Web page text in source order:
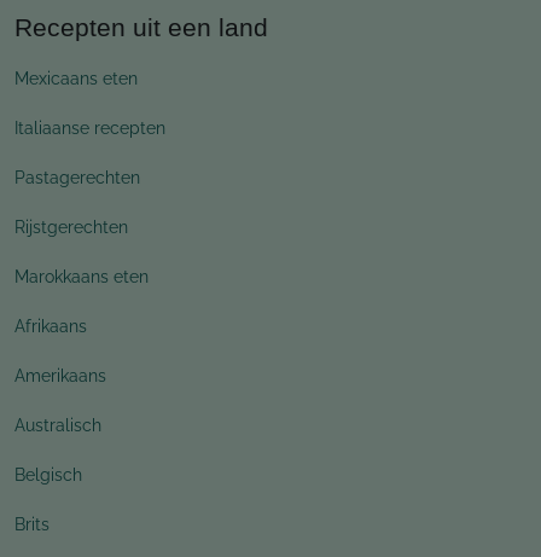
Recepten uit een land
Mexicaans eten
Italiaanse recepten
Pastagerechten
Rijstgerechten
Marokkaans eten
Afrikaans
Amerikaans
Australisch
Belgisch
Brits